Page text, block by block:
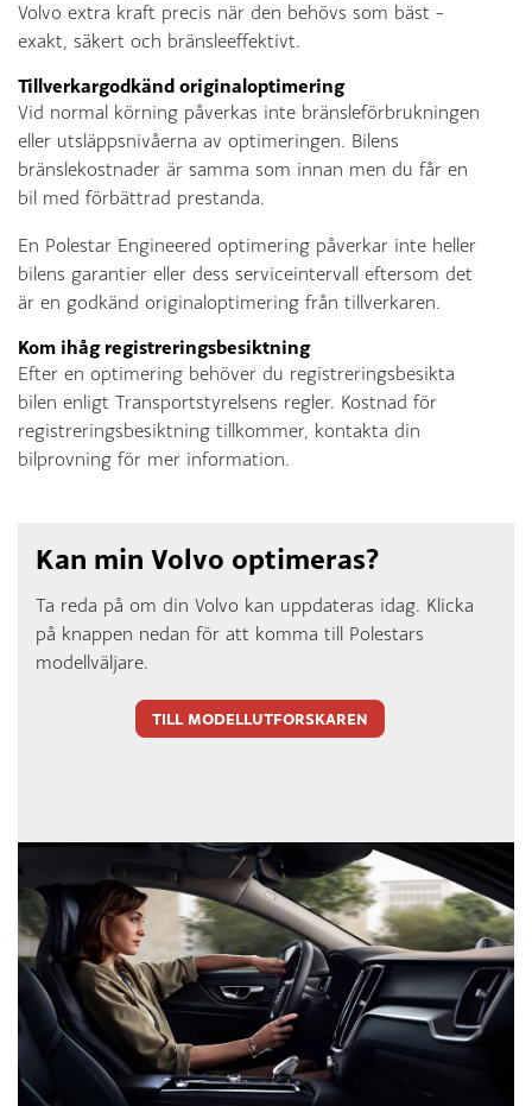
Volvo extra kraft precis när den behövs som bäst –
exakt, säkert och bränsleeffektivt.
Tillverkargodkänd originaloptimering
Vid normal körning påverkas inte bränsleförbrukningen
eller utsläppsnivåerna av optimeringen. Bilens
bränslekostnader är samma som innan men du får en
bil med förbättrad prestanda.
En Polestar Engineered optimering påverkar inte heller
bilens garantier eller dess serviceintervall eftersom det
är en godkänd originaloptimering från tillverkaren.
Kom ihåg registreringsbesiktning
Efter en optimering behöver du registreringsbesikta
bilen enligt Transportstyrelsens regler. Kostnad för
registreringsbesiktning tillkommer, kontakta din
bilprovning för mer information.
Kan min Volvo optimeras?
Ta reda på om din Volvo kan uppdateras idag. Klicka
på knappen nedan för att komma till Polestars
modellväljare.
TILL MODELLUTFORSKAREN